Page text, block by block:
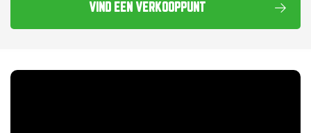
VIND EEN VERKOOPPUNT